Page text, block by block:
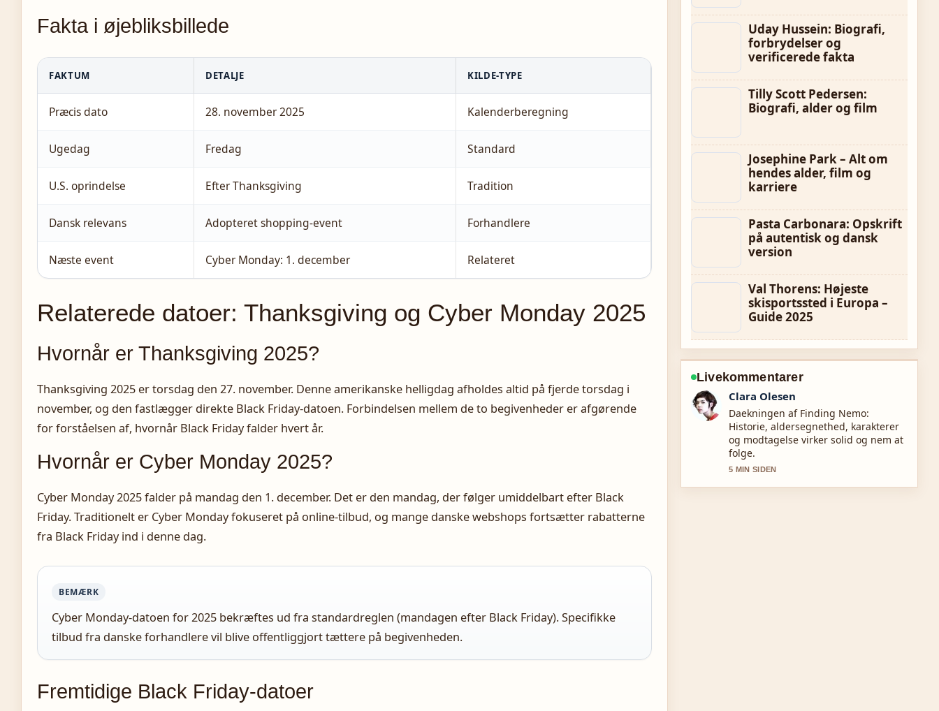
Fakta i øjebliksbillede
FAKTUM DETALJE KILDE-TYPE
Præcis dato 28. november 2025 Kalenderberegning
Ugedag Fredag Standard
U.S. oprindelse Efter Thanksgiving Tradition
Dansk relevans Adopteret shopping-event Forhandlere
Næste event Cyber Monday: 1. december Relateret
Relaterede datoer: Thanksgiving og Cyber Monday 2025
Hvornår er Thanksgiving 2025?
Thanksgiving 2025 er torsdag den 27. november. Denne amerikanske helligdag afholdes altid på fjerde torsdag i
november, og den fastlægger direkte Black Friday-datoen. Forbindelsen mellem de to begivenheder er afgørende
for forståelsen af, hvornår Black Friday falder hvert år.
Hvornår er Cyber Monday 2025?
Cyber Monday 2025 falder på mandag den 1. december. Det er den mandag, der følger umiddelbart efter Black
Friday. Traditionelt er Cyber Monday fokuseret på online-tilbud, og mange danske webshops fortsætter rabatterne
fra Black Friday ind i denne dag.
BEMÆRK
Cyber Monday-datoen for 2025 bekræftes ud fra standardreglen (mandagen efter Black Friday). Specifikke
tilbud fra danske forhandlere vil blive offentliggjort tættere på begivenheden.
Fremtidige Black Friday-datoer
Uday Hussein: Biografi,
forbrydelser og
verificerede fakta
Tilly Scott Pedersen:
Biografi, alder og film
Josephine Park – Alt om
hendes alder, film og
karriere
Pasta Carbonara: Opskrift
på autentisk og dansk
version
Val Thorens: Højeste
skisportssted i Europa –
Guide 2025
Livekommentarer
Ida Andersen
Starkt verificeringsarbejde omkring
Sasha Klæstrup: forlovet i maj 2025
med.... Flere medier burde skrive pa
denne made.
7 MIN SIDEN